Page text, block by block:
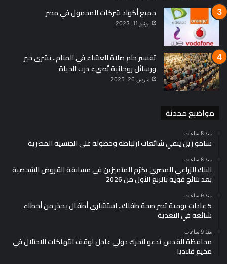
جميع أكواد شركات المحمول في مصر
يونيو 11, 2023
تفسير حلم صلاة العشاء في المنام.. بشرى خير
ورسائل روحانية تُضيء درب الحياة
مارس 26, 2025
مواضيع محدثة
منذ 8 ساعات
سامو زين ينفي شائعات ارتباطه وحصوله على الجنسية المصرية
منذ 8 ساعات
البنك الزراعي المصري يكرّم المتميزين في مسابقة القروض الشخصية
بعد نتائج قوية بالربع الأول من 2026
منذ 9 ساعات
5 عادات يومية تضر صحة طفلك.. استشاري أطفال يحذر من أخطاء
شائعة في التغذية
منذ 9 ساعات
محافظة القدس تدعو لتحرك دولي عاجل لوقف انتهاكات الاحتلال في
مخيم قلنديا